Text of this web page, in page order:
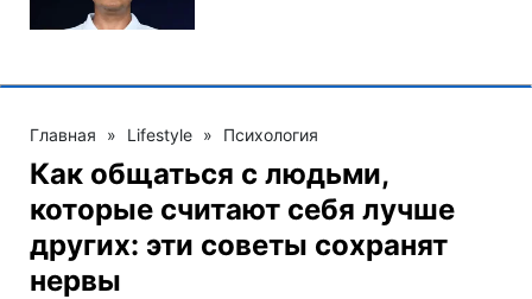
Главная » Lifestyle » Психология
Как общаться с людьми,
которые считают себя лучше
других: эти советы сохранят
нервы